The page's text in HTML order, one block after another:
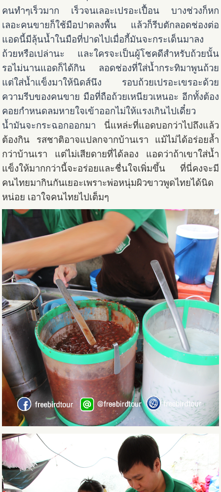
คนทำๆเร็วมาก เร็วจนเลอะเปรอะเปื้อน บางช่วงก็หก
เลอะคนขายก็ใช้มือปาดลงพื้น แล้วก็รีบตักลอดช่องต่อ
แอดนี้มีลุ้นน้ำในมือที่ปาดไปเมื่อกี้มันจะกระเด็นมาลง
ถ้วยหรือเปล่านะ และใครจะเป็นผู้โชคดีสำหรับถ้วยนั้น
รอไม่นานแอดก็ได้กิน ลอดช่องที่ใส่น้ำกระทิมาพูนถ้วย
แต่ใส่น้ำแข็งมาให้นิดส์นึง รอบถ้วยเปรอะเขรอะด้วย
ความรีบของคนขาย มือที่ถือถ้วยเหนียวเหนอะ อีกทั้งต้อง
คอยกำหนดลมหายใจเข้าออกไม่ให้แรงเกินไปเดี๋ยว
น้ำมันจะกระฉอกออกมา นี่แหล่ะที่แอดบอกว่าไปถึงแล้ว
ต้องกิน รสชาติอาจแปลกจากบ้านเรา แม้ไม่ได้อร่อยล้ำ
กว่าบ้านเรา แต่ไม่เสียดายที่ได้ลอง แอดว่าถ้าเขาใส่น้ำ
แข็งให้มากกว่านี้จะอร่อยและชื่นใจเพิ่มขึ้น ที่นี่คงจะมี
คนไทยมากินกันเยอะเพราะพ่อหนุ่มผิวขาวพูดไทยได้นิด
หน่อย เอาใจคนไทยไปเต็มๆ